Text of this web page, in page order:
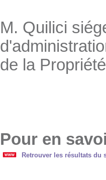
M. Quilici
de la
Pour en
Retrouver les résultats du